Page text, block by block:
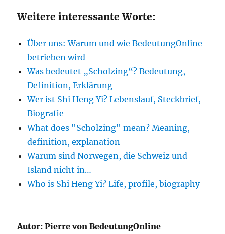
Weitere interessante Worte:
Über uns: Warum und wie BedeutungOnline
betrieben wird
Was bedeutet „Scholzing“? Bedeutung,
Definition, Erklärung
Wer ist Shi Heng Yi? Lebenslauf, Steckbrief,
Biografie
What does "Scholzing" mean? Meaning,
definition, explanation
Warum sind Norwegen, die Schweiz und
Island nicht in…
Who is Shi Heng Yi? Life, profile, biography
Autor: Pierre von BedeutungOnline